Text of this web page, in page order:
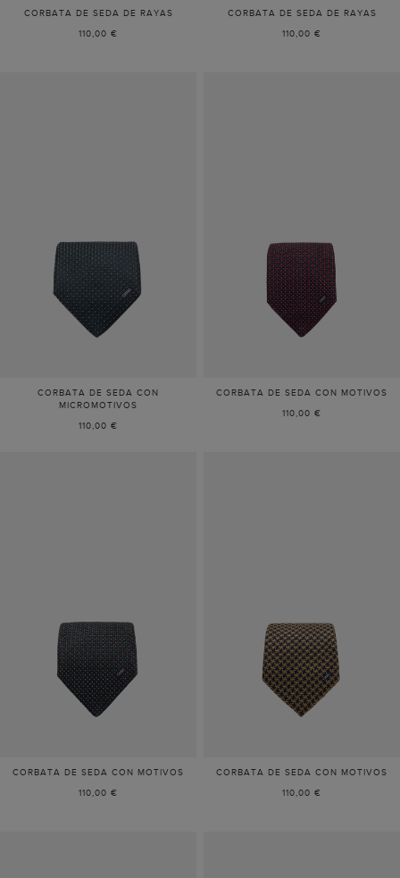
CORBATA DE SEDA DE RAYAS
110,00 €
CORBATA DE SEDA DE RAYAS
110,00 €
CORBATA DE SEDA CON
MICROMOTIVOS
110,00 €
CORBATA DE SEDA CON MOTIVOS
110,00 €
CORBATA DE SEDA CON MOTIVOS
110,00 €
CORBATA DE SEDA CON MOTIVOS
110,00 €